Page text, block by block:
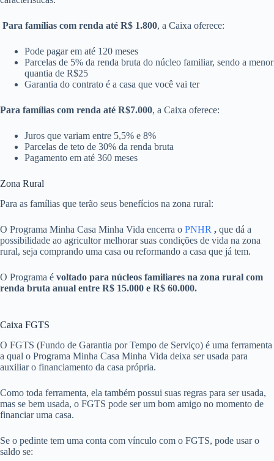
Para famílias com renda até R$ 1.800, a Caixa oferece:
Pode pagar em até 120 meses
Parcelas de 5% da renda bruta do núcleo familiar, sendo a menor
quantia de R$25
Garantia do contrato é a casa que você vai ter
Para famílias com renda até R$7.000, a Caixa oferece:
Juros que variam entre 5,5% e 8%
Parcelas de teto de 30% da renda bruta
Pagamento em até 360 meses
Zona Rural
Para as famílias que terão seus benefícios na zona rural:
O Programa Minha Casa Minha Vida encerra o PNHR , que dá a
possibilidade ao agricultor melhorar suas condições de vida na zona
rural, seja comprando uma casa ou reformando a casa que já tem.
O Programa é voltado para núcleos familiares na zona rural com
renda bruta anual entre R$ 15.000 e R$ 60.000.
Caixa FGTS
O FGTS (Fundo de Garantia por Tempo de Serviço) é uma ferramenta
a qual o Programa Minha Casa Minha Vida deixa ser usada para
auxiliar o financiamento da casa própria.
Como toda ferramenta, ela também possui suas regras para ser usada,
mas se bem usada, o FGTS pode ser um bom amigo no momento de
financiar uma casa.
Se o pedinte tem uma conta com vínculo com o FGTS, pode usar o
saldo se: